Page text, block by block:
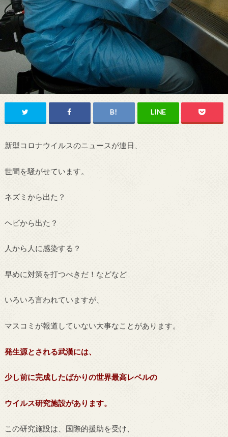
新型コロナウイルスのニュースが連日、
世間を騒がせています。
ネズミから出た？
ヘビから出た？
人から人に感染する？
早めに対策を打つべきだ！などなど
いろいろ言われていますが、
マスコミが報道していない大事なことがあります。
発生源とされる武漢には、
少し前に完成したばかりの世界最高レベルの
ウイルス研究施設があります。
この研究施設は、国際的援助を受け、